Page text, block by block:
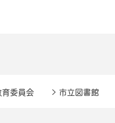
育委員会 市立図書館